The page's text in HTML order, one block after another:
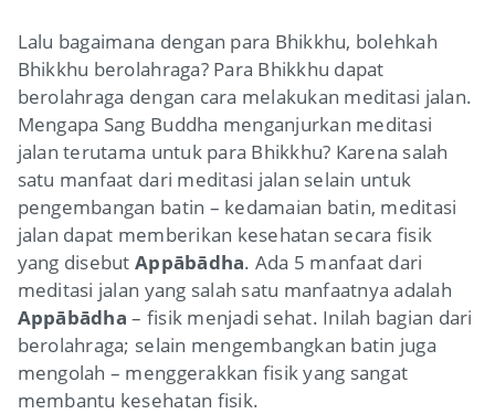
Lalu bagaimana dengan para Bhikkhu, bolehkah
Bhikkhu berolahraga? Para Bhikkhu dapat
berolahraga dengan cara melakukan meditasi jalan.
Mengapa Sang Buddha menganjurkan meditasi
jalan terutama untuk para Bhikkhu? Karena salah
satu manfaat dari meditasi jalan selain untuk
pengembangan batin – kedamaian batin, meditasi
jalan dapat memberikan kesehatan secara fisik
yang disebutAppābādha. Ada 5 manfaat dari
meditasi jalan yang salah satu manfaatnya adalah
Appābādha – fisik menjadi sehat. Inilah bagian dari
berolahraga; selain mengembangkan batin juga
mengolah – menggerakkan fisik yang sangat
membantu kesehatan fisik.